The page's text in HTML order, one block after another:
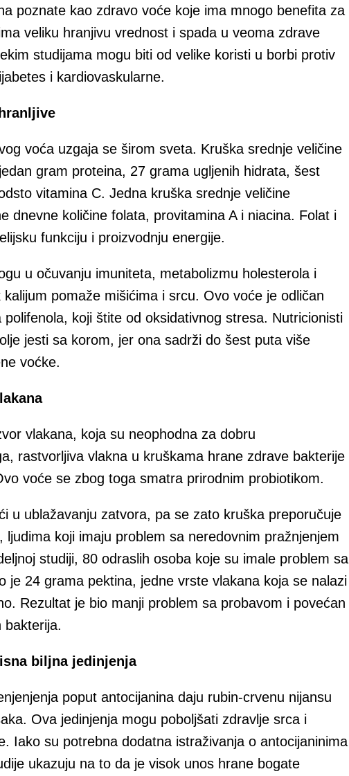
poznate kao zdravo voće koje ima mnogo benefita za
veliku hranjivu vrednost i spada u veoma zdrave
studijama mogu biti od velike koristi u borbi protiv
i kardiovaskularne.
voća uzgaja se širom sveta. Kruška srednje veličine
gram proteina, 27 grama ugljenih hidrata, šest
vitamina C. Jedna kruška srednje veličine
dnevne količine folata, provitamina A i niacina. Folat i
funkciju i proizvodnju energije.
u očuvanju imuniteta, metabolizmu holesterola i
pomaže mišićima i srcu. Ovo voće je odličan
polifenola, koji štite od oksidativnog stresa. Nutricionisti
jesti sa korom, jer ona sadrži do šest puta više
voćke.
vlakana, koja su neophodna za dobru
rastvorljiva vlakna u kruškama hrane zdrave bakterije
voće se zbog toga smatra prirodnim probiotikom.
u ublažavanju zatvora, pa se zato kruška preporučuje
ljudima koji imaju problem sa neredovnim pražnjenjem
studiji, 80 odraslih osoba koje su imale problem sa
je 24 grama pektina, jedne vrste vlakana koja se nalazi
Rezultat je bio manji problem sa probavom i povećan
bakterija.
biljna jedinjenja
poput antocijanina daju rubin-crvenu nijansu
Ova jedinjenja mogu poboljšati zdravlje srca i
Iako su potrebna dodatna istraživanja o antocijaninima
ukazuju na to da je visok unos hrane bogate